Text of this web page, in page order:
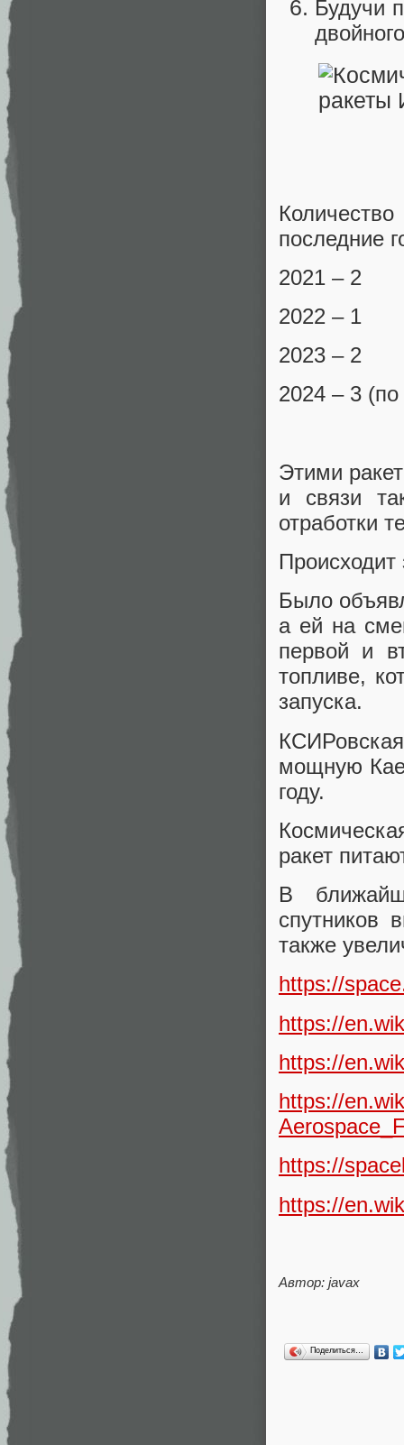
Будучи
последние
2021 – 2
2022 – 1
2023 – 2
2024 – 3
Этими
и связи
отработки
Было
а ей на
первой и
топливе,
запуска.
мощную
году.
ракет
В
спутников
также
https://
https://
https://
https://
https://
https://
Автор: javax
Поделиться…